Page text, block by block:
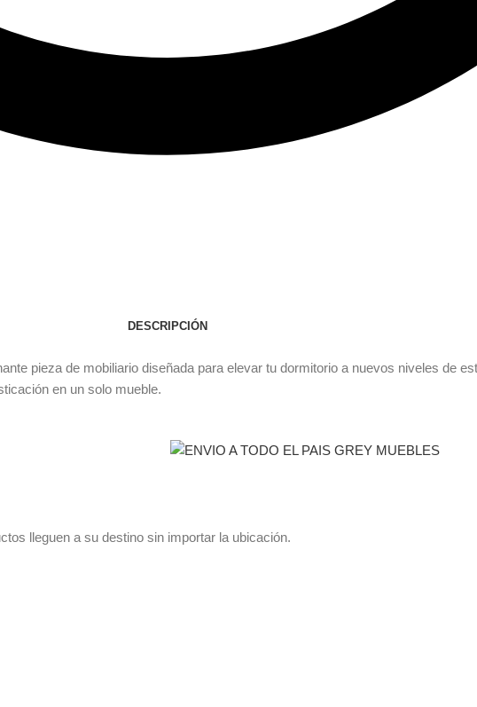
DESCRIPCIÓN
pieza de mobiliario diseñada para elevar tu dormitorio a nuevos niveles de
en un solo mueble.
lleguen a su destino sin importar la ubicación.